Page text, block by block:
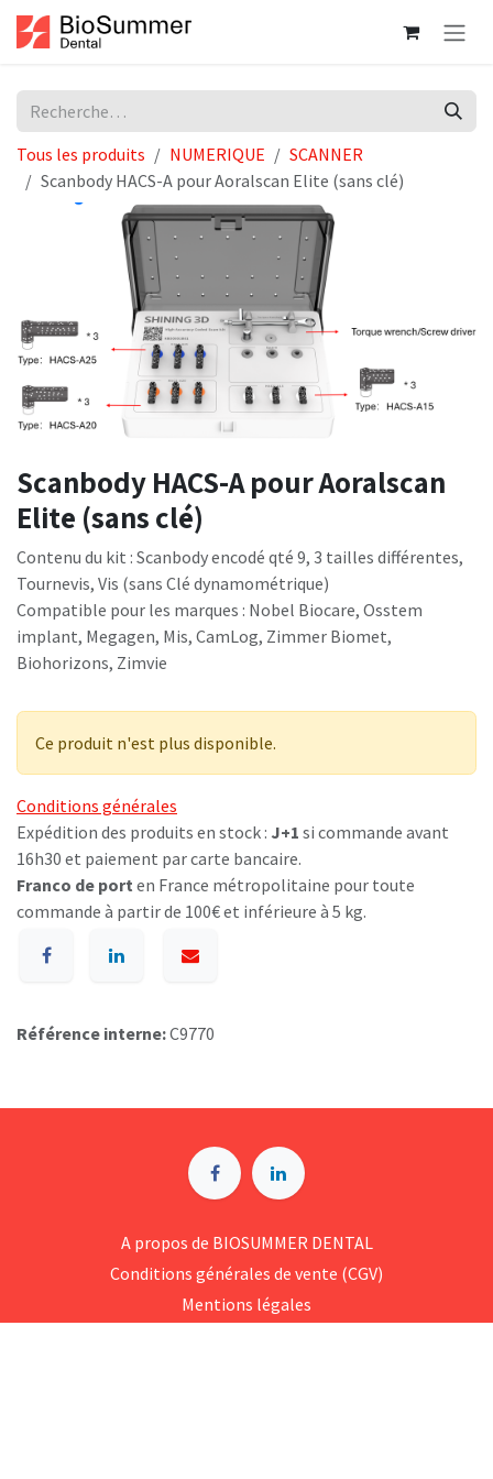
Se rendre au contenu
Tous les produits NUMERIQUE
SCANNER
Scanbody HACS-A pour Aoralscan Elite (sans clé)
Scanbody HACS-A pour Aoralscan
Elite (sans clé)
Contenu du kit : Scanbody encodé qté 9, 3 tailles différentes,
Tournevis, Vis (sans Clé dynamométrique)
Compatible pour les marques : Nobel Biocare, Osstem
implant, Megagen, Mis, CamLog, Zimmer Biomet,
Biohorizons, Zimvie
Ce produit n'est plus disponible.
Conditions générales
Expédition des produits en stock : J+1 si commande avant
16h30 et paiement par carte bancaire.
Franco de port en France métropolitaine pour toute
commande à partir de 100€ et inférieure à 5 kg.
Référence interne:C9770
A p​ropos de BIOSUMMER DENTAL
Conditions générales d​e vente (CGV)
Mentions légales